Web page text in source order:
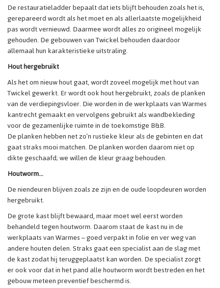
De restauratieladder bepaalt dat iets blijft behouden zoals het is,
gerepareerd wordt als het moet en als allerlaatste mogelijkheid
pas wordt vernieuwd. Daarmee wordt alles zo origineel mogelijk
gehouden. De gebouwen van Twickel behouden daardoor
allemaal hun karakteristieke uitstraling.
Hout hergebruikt
Als het om nieuw hout gaat, wordt zoveel mogelijk met hout van
Twickel gewerkt. Er wordt ook hout hergebruikt, zoals de planken
van de verdiepingsvloer. Die worden in de werkplaats van Warmes
kantrecht gemaakt en vervolgens gebruikt als wandbekleding
voor de gezamenlijke ruimte in de toekomstige B&B.
De planken hebben net zo’n rustieke kleur als de gebinten en dat
gaat straks mooi matchen. De planken worden daarom niet op
dikte geschaafd; we willen de kleur graag behouden.
Houtworm...
De niendeuren blijven zoals ze zijn en de oude loopdeuren worden
hergebruikt.
De grote kast blijft bewaard, maar moet wel eerst worden
behandeld tegen houtworm. Daarom staat de kast nu in de
werkplaats van Warmes – goed verpakt in folie en ver weg van
andere houten delen. Straks gaat een specialist aan de slag met
de kast zodat hij teruggeplaatst kan worden. De specialist zorgt
er ook voor dat in het pand alle houtworm wordt bestreden en het
gebouw meteen preventief beschermd is.